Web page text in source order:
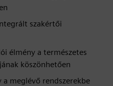
szakértői
élmény a természetes
köszönhetően
meglévő rendszerekbe